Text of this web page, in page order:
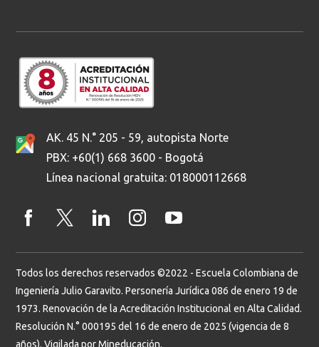
AK. 45 N.° 205 - 59, autopista Norte
PBX: +60(1) 668 3600 - Bogotá
Línea nacional gratuita: 018000112668
Todos los derechos reservados ©2022 - Escuela Colombiana de
Ingeniería Julio Garavito. Personería Jurídica 086 de enero 19 de
1973. Renovación de la Acreditación Institucional en Alta Calidad.
Resolución N.° 000195 del 16 de enero de 2025 (vigencia de 8
años). Vigilada por Mineducación.